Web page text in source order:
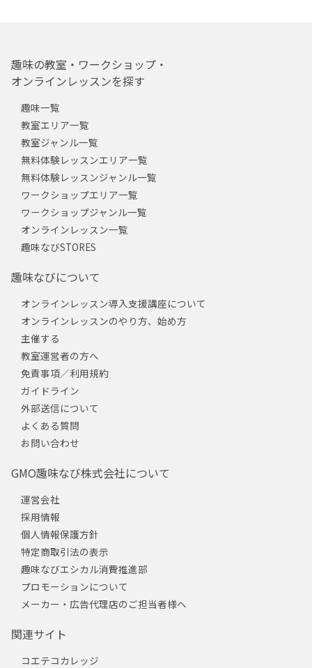
趣味の教室・ワークショップ・
オンラインレッスンを探す
趣味一覧
教室エリア一覧
教室ジャンル一覧
無料体験レッスンエリア一覧
無料体験レッスンジャンル一覧
ワークショップエリア一覧
ワークショップジャンル一覧
オンラインレッスン一覧
趣味なびSTORES
趣味なびについて
オンラインレッスン導入支援講座について
オンラインレッスンのやり方、始め方
主催する
教室運営者の方へ
免責事項／利用規約
ガイドライン
外部送信について
よくある質問
お問い合わせ
GMO趣味なび株式会社について
運営会社
採用情報
個人情報保護方針
特定商取引法の表示
趣味なびエシカル消費推進部
プロモーションについて
メーカー・広告代理店のご担当者様へ
関連サイト
コエテコカレッジ